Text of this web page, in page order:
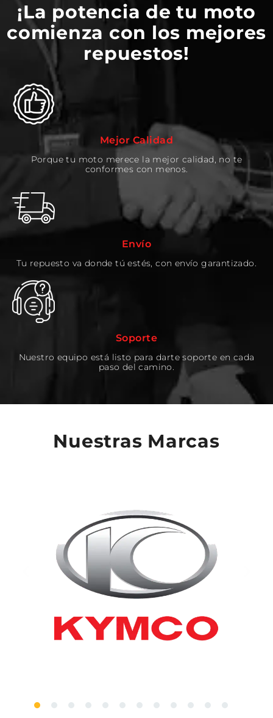
¡La potencia de tu moto
comienza con los mejores
repuestos!
Mejor Calidad
Porque tu moto merece la mejor calidad, no te
conformes con menos.
Envío
Tu repuesto va donde tú estés, con envío garantizado.
Soporte
Nuestro equipo está listo para darte soporte en cada
paso del camino.
Nuestras Marcas